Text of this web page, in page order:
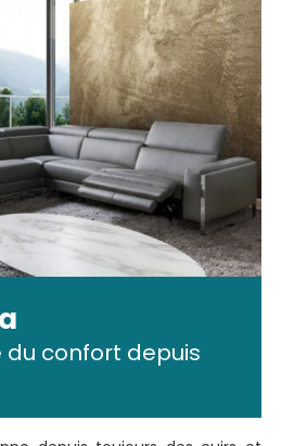
du confort depuis